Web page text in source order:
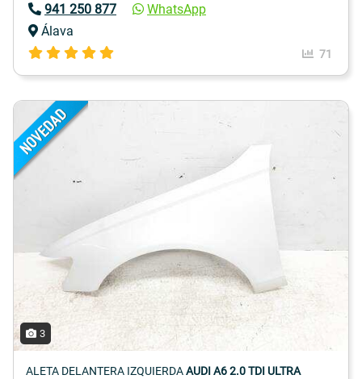
941 250 877
WhatsApp
Álava
71
3
ALETA DELANTERA IZQUIERDAAUDI A6 2.0 TDI ULTRA